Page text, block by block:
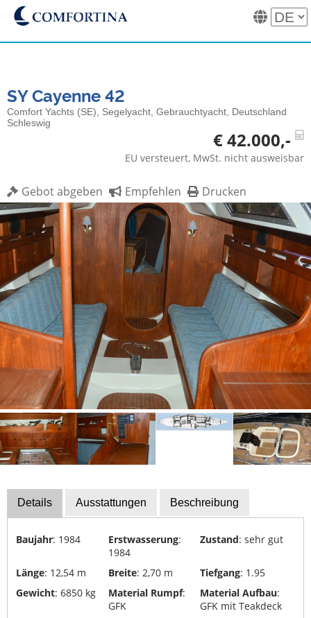
SY Cayenne 42
Comfort Yachts (SE), Segelyacht, Gebrauchtyacht, Deutschland
Schleswig
€ 42.000,-
EU versteuert, MwSt. nicht ausweisbar
Gebot abgeben Empfehlen Drucken
Details Ausstattungen Beschreibung
Baujahr: 1984 Erstwasserung:
1984
Zustand: sehr gut
Länge: 12,54 m Breite: 2,70 m Tiefgang: 1.95
Gewicht: 6850 kg Material Rumpf:
GFK
Material Aufbau:
GFK mit Teakdeck